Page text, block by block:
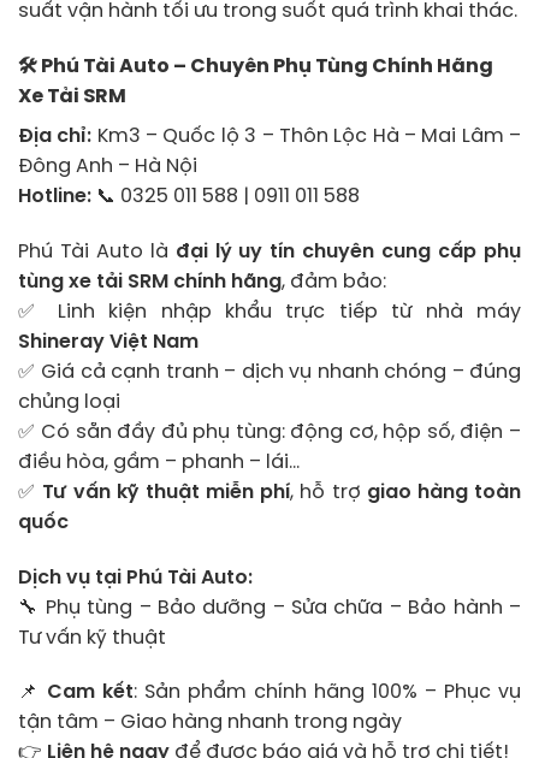
suất vận hành tối ưu trong suốt quá trình khai thác.
🛠 Phú Tài Auto – Chuyên Phụ Tùng Chính Hãng
Xe Tải SRM
Địa chỉ: Km3 – Quốc lộ 3 – Thôn Lộc Hà – Mai Lâm –
Đông Anh – Hà Nội
Hotline: 📞 0325 011 588 | 0911 011 588
Phú Tài Auto là đại lý uy tín chuyên cung cấp phụ
tùng xe tải SRM chính hãng, đảm bảo:
✅ Linh kiện nhập khẩu trực tiếp từ nhà máy
Shineray Việt Nam
✅ Giá cả cạnh tranh – dịch vụ nhanh chóng – đúng
chủng loại
✅ Có sẵn đầy đủ phụ tùng: động cơ, hộp số, điện –
điều hòa, gầm – phanh – lái…
✅ Tư vấn kỹ thuật miễn phí, hỗ trợ giao hàng toàn
quốc
Dịch vụ tại Phú Tài Auto:
🔧 Phụ tùng – Bảo dưỡng – Sửa chữa – Bảo hành –
Tư vấn kỹ thuật
📌 Cam kết: Sản phẩm chính hãng 100% – Phục vụ
tận tâm – Giao hàng nhanh trong ngày
👉 Liên hệ ngay để được báo giá và hỗ trợ chi tiết!